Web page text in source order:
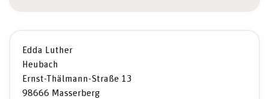
Edda Luther
Heubach
Ernst-Thälmann-Straße 13
98666 Masserberg